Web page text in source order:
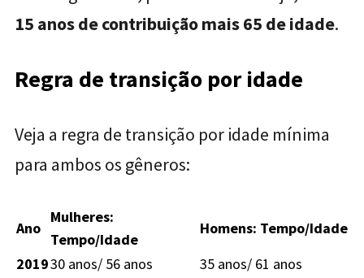
15 anos de contribuição mais 65 de idade.
Regra de transição por idade
Veja a regra de transição por idade mínima
para ambos os gêneros:
Ano
Mulheres:
Tempo/Idade
Homens: Tempo/Idade
201930 anos/ 56 anos
35 anos/ 61 anos